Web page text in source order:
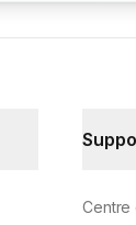
Centre